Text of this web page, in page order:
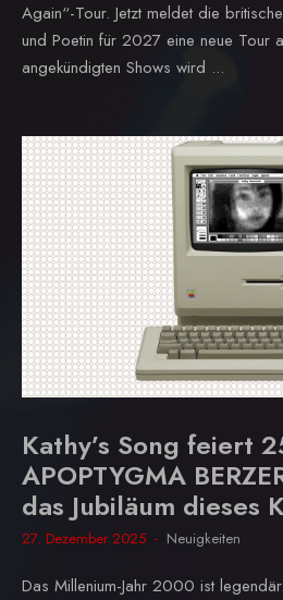
Again“-Tour. Jetzt meldet die
und Poetin für 2027 eine neue Tour
angekündigten Shows wird ...
Kathy’s Song feiert
APOPTYGMA
das Jubiläum dieses
27. Dezember 2025 Neuigkeiten
Das Millenium-Jahr 2000 ist